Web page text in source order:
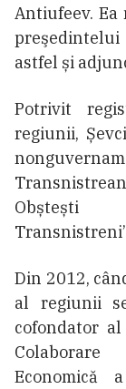
Antiufeev.
astfel și
Potrivit
regiunii,
Obștești
Din 2012,
al regiunii
cofondator
Economică